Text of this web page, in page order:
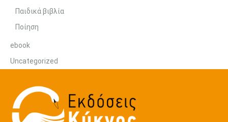
Παιδικά βιβλία
Ποίηση
ebook
Uncategorized